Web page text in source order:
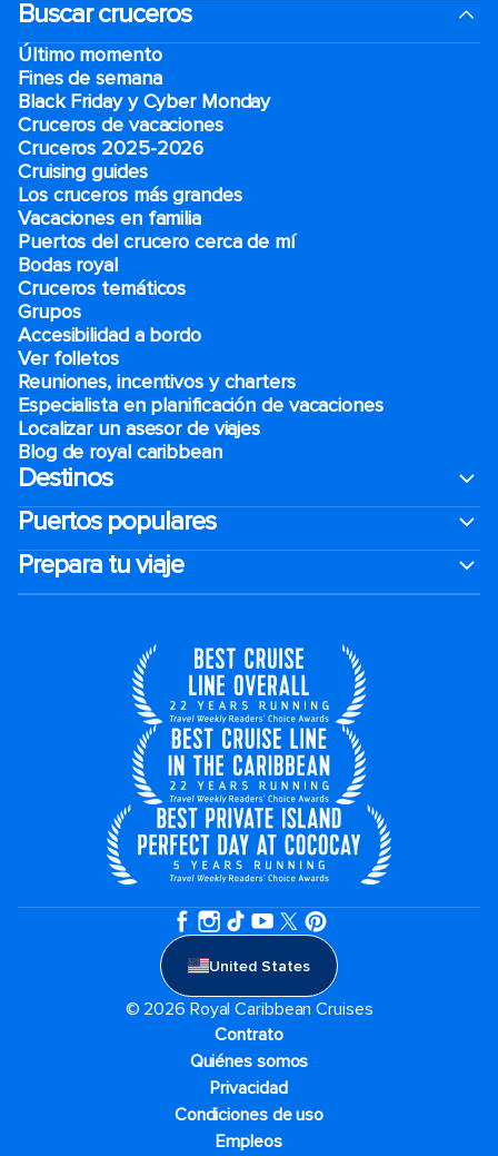
Buscar cruceros
Último momento
Fines de semana
Black Friday y Cyber Monday
Cruceros de vacaciones
Cruceros 2025-2026
Cruising guides
Los cruceros más grandes
Vacaciones en familia
Puertos del crucero cerca de mí
Bodas royal
Cruceros temáticos
Grupos
Accesibilidad a bordo
Ver folletos
Reuniones, incentivos y charters​
Especialista en planificación de vacaciones
Localizar un asesor de viajes
Blog de royal caribbean
Destinos
Puertos populares
Prepara tu viaje
United States
© 2026 Royal Caribbean Cruises
Contrato
Quiénes somos
Privacidad
Condiciones de uso
Empleos